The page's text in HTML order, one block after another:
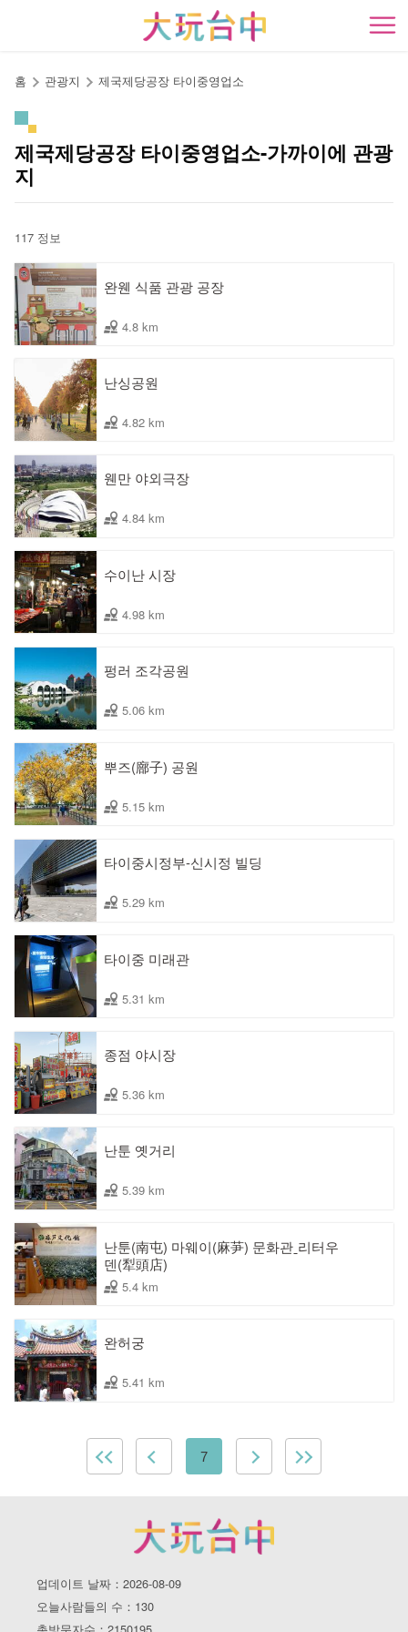
開
홈 관광지 제국제당공장 타이중영업소
제국제당공장 타이중영업소-가까이에 관광
지
117 정보
완웬 식품 관광 공장
4.8 km
난싱공원
4.82 km
웬만 야외극장
4.84 km
수이난 시장
4.98 km
펑러 조각공원
5.06 km
뿌즈(廍子) 공원
5.15 km
타이중시정부-신시정 빌딩
5.29 km
타이중 미래관
5.31 km
종점 야시장
5.36 km
난툰 옛거리
5.39 km
난툰(南屯) 마웨이(麻芛) 문화관ˍ리터우
덴(犁頭店)
5.4 km
완허궁
5.41 km
7
업데이트 날짜：2026-08-09
오늘사람들의 수：130